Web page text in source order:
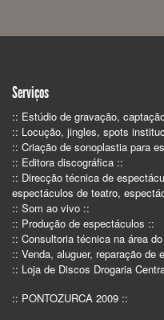
Serviços
:: Estúdio de gravação,
:: Locução, jingles, spots
:: Criação de sonoplastia para
:: Editora discográfica ::
:: Direcção técnica de
espectáculos de teatro,
:: Som ao vivo ::
:: Produção de espectáculos ::
:: Consultoria técnica na área
:: Venda, aluguer, reparação de
:: Loja de Discos Drogaria
:: PONTOZURCA 2009 ::